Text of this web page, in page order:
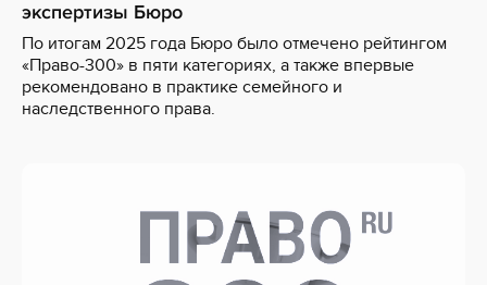
экспертизы Бюро
По итогам 2025 года Бюро было отмечено рейтингом
«Право-300» в пяти категориях, а также впервые
рекомендовано в практике семейного и
наследственного права.